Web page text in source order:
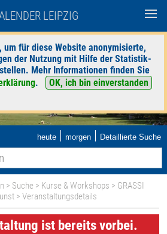
LEIPZIG
um für diese Website anonymisierte,
der Nutzung mit Hilfe der Statistik-
Mehr Informationen finden Sie
.
OK, ich bin einverstanden
heute | morgen | Detaillierte Suche
> Suche > Kurse & Workshops > GRASSI
> Veranstaltungsdetails
ist bereits vorbei.